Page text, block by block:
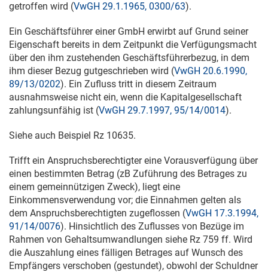
getroffen wird (VwGH 29.1.1965, 0300/63).
Ein Geschäftsführer einer GmbH erwirbt auf Grund seiner
Eigenschaft bereits in dem Zeitpunkt die Verfügungsmacht
über den ihm zustehenden Geschäftsführerbezug, in dem
ihm dieser Bezug gutgeschrieben wird (VwGH 20.6.1990,
89/13/0202). Ein Zufluss tritt in diesem Zeitraum
ausnahmsweise nicht ein, wenn die Kapitalgesellschaft
zahlungsunfähig ist (VwGH 29.7.1997, 95/14/0014).
Siehe auch Beispiel Rz 10635.
Trifft ein Anspruchsberechtigter eine Vorausverfügung über
einen bestimmten Betrag (zB Zuführung des Betrages zu
einem gemeinnützigen Zweck), liegt eine
Einkommensverwendung vor; die Einnahmen gelten als
dem Anspruchsberechtigten zugeflossen (VwGH 17.3.1994,
91/14/0076). Hinsichtlich des Zuflusses von Bezüge im
Rahmen von Gehaltsumwandlungen siehe Rz 759 ff. Wird
die Auszahlung eines fälligen Betrages auf Wunsch des
Empfängers verschoben (gestundet), obwohl der Schuldner